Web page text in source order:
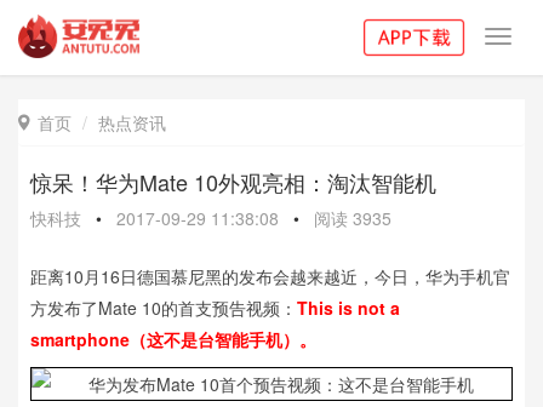
 首页 热点资讯
惊呆！华为Mate 10外观亮相：淘汰智能机
快科技 • 2017-09-29 11:38:08 • 阅读 3935
距离10月16日德国慕尼黑的发布会越来越近，今日，华为手机官
方发布了Mate 10的首支预告视频： This is not a
smartphone（这不是台智能手机）。